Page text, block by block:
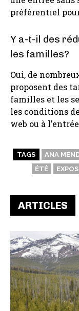
préférentiel
Y a-t-il des
les familles?
Oui, de
proposent des
familles et les
les conditions
web ou à
TAGS ANA
ÉTÉ
EXPOS
ARTICLES